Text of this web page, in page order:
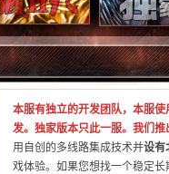
本服有独立的开发团队，本服
发。独家版本只此一服。我们
用自创的多线路集成技术并设有
戏体验。如果您想找一个稳定